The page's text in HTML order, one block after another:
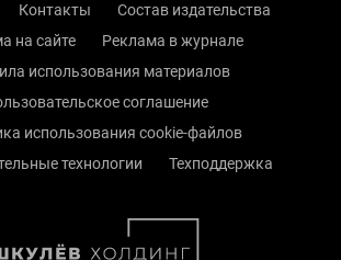
Контакты
Состав издательства
на сайте
Реклама в журнале
использования материалов
соглашение
использования cookie-файлов
технологии
Техподдержка